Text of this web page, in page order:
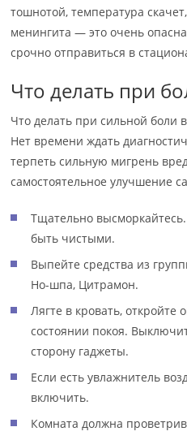
тошнотой, температура
менингита — это очень
срочно отправиться в
Что делать при
Что делать при сильной боли
Нет времени ждать
терпеть сильную мигрень
самостоятельное улучшение
Тщательно
быть чистыми.
Выпейте средства из
Но-шпа, Цитрамон.
Лягте в кровать, откройте
состоянии покоя.
сторону гаджеты.
Если есть увлажнитель
включить.
Комната должна